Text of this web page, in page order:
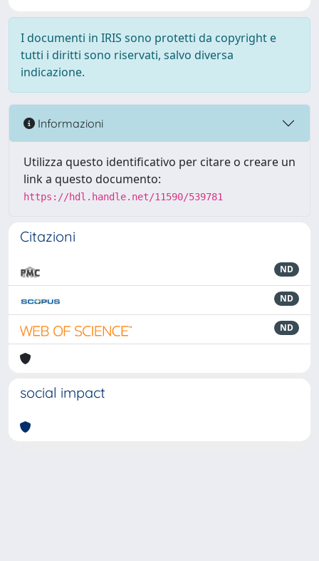
I documenti in IRIS sono protetti da copyright e
tutti i diritti sono riservati, salvo diversa
indicazione.
Informazioni
Utilizza questo identificativo per citare o creare un
link a questo documento:
https://hdl.handle.net/11590/539781
Citazioni
ND
ND
ND
social impact